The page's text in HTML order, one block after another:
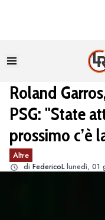
Roland
PSG: "State
prossimo c’è
Altre
di FedericoL lunedì, 01